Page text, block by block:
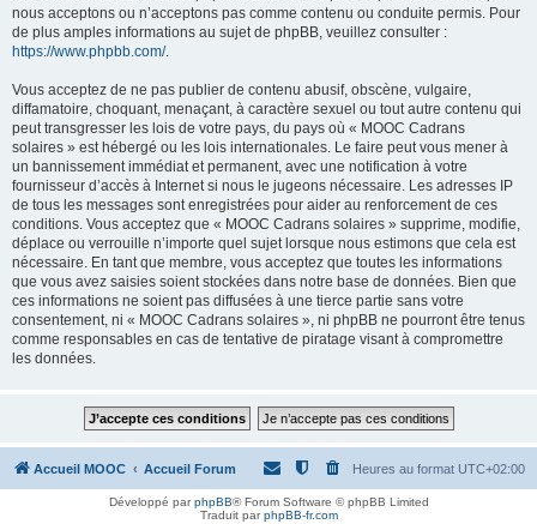
nous acceptons ou n’acceptons pas comme contenu ou conduite permis. Pour
de plus amples informations au sujet de phpBB, veuillez consulter :
https://www.phpbb.com/.
Vous acceptez de ne pas publier de contenu abusif, obscène, vulgaire,
diffamatoire, choquant, menaçant, à caractère sexuel ou tout autre contenu qui
peut transgresser les lois de votre pays, du pays où « MOOC Cadrans
solaires » est hébergé ou les lois internationales. Le faire peut vous mener à
un bannissement immédiat et permanent, avec une notification à votre
fournisseur d’accès à Internet si nous le jugeons nécessaire. Les adresses IP
de tous les messages sont enregistrées pour aider au renforcement de ces
conditions. Vous acceptez que « MOOC Cadrans solaires » supprime, modifie,
déplace ou verrouille n’importe quel sujet lorsque nous estimons que cela est
nécessaire. En tant que membre, vous acceptez que toutes les informations
que vous avez saisies soient stockées dans notre base de données. Bien que
ces informations ne soient pas diffusées à une tierce partie sans votre
consentement, ni « MOOC Cadrans solaires », ni phpBB ne pourront être tenus
comme responsables en cas de tentative de piratage visant à compromettre
les données.
Accueil MOOC Accueil Forum Heures au format UTC+02:00
Développé parphpBB® Forum Software © phpBB Limited
Traduit parphpBB-fr.com